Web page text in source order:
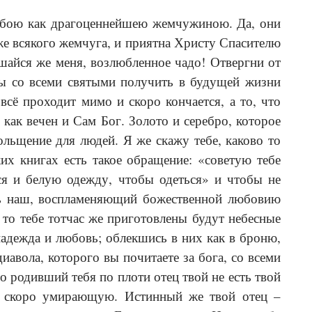
как драгоценнейшею жемчужиною. Да, они
всякого жемчуга, и приятна Христу Спасителю
же меня, возлюбленное чадо! Отвергни от
со всеми святыми получить в будущей жизни
проходит мимо и скоро кончается, а то, что
вечен и Сам Бог. Золото и серебро, которое
для людей. Я же скажу тебе, каково то
книгах есть такое обращение: «советую тебе
и белую одежду, чтобы одеться» и чтобы не
наш, воспламеняющий божественной любовию
тебе тотчас же приготовлены будут небесные
и любовь; облекшись в них как в броню,
которого вы почитаете за бога, со всеми
тебя по плоти отец твой не есть твой
скоро умирающую. Истинный же твой отец –